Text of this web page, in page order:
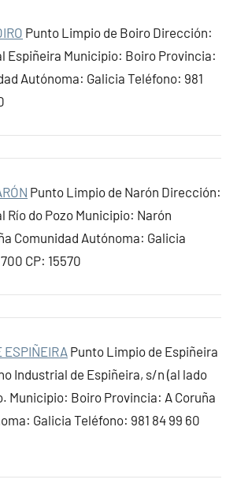
Punto Limpio de Boiro Dirección:
Espiñeira Municipio: Boiro Provincia:
Autónoma: Galicia Teléfono: 981
Punto Limpio de Narón Dirección:
Río do Pozo Municipio: Narón
Comunidad Autónoma: Galicia
CP: 15570
ESPIÑEIRA Punto Limpio de Espiñeira
Industrial de Espiñeira, s/n (al lado
Municipio: Boiro Provincia: A Coruña
Galicia Teléfono: 981 84 99 60